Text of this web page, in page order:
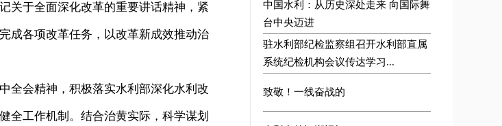
关于全面深化改革的重要讲话精神，紧
成各项改革任务，以改革新成效推动治
会精神，积极落实水利部深化水利改
全工作机制。结合治黄实际，科学谋划